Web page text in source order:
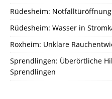
Rüdesheim: Notfalltüröffnung
Rüdesheim: Wasser in
Roxheim: Unklare
Sprendlingen: Überörtliche
Sprendlingen